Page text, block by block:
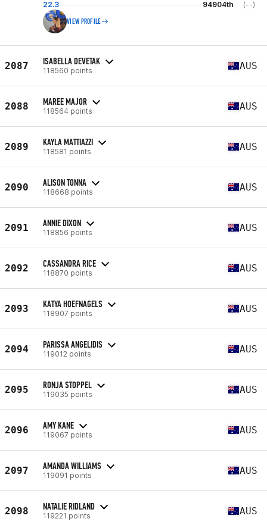
22.3
94904th (--)
VIEW PROFILE
2087 ISABELLA DEVETAK
118560 points AUS
2088 MAREE MAJOR
118564 points AUS
2089 KAYLA MATTIAZZI
118581 points AUS
2090 ALISON TONNA
118668 points AUS
2091 ANNIE DIXON
118856 points AUS
2092 CASSANDRA RICE
118870 points AUS
2093 KATYA HOEFNAGELS
118907 points AUS
2094 PARISSA ANGELIDIS
119012 points AUS
2095 RONJA STOPPEL
119035 points AUS
2096 AMY KANE
119067 points AUS
2097 AMANDA WILLIAMS
119091 points AUS
2098 NATALIE RIDLAND
119221 points AUS